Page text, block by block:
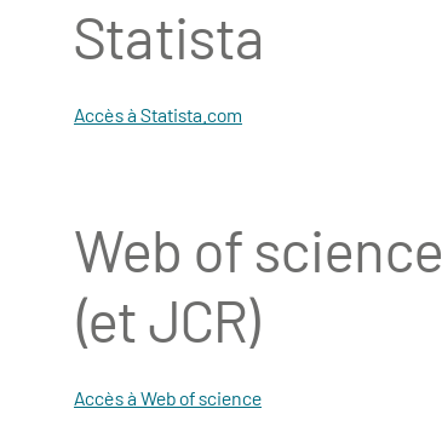
Statista
Accès à Statista.com
Web of science
(et JCR)
Accès à Web of science